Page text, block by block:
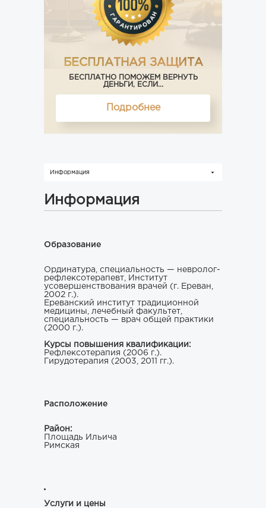
БЕСПЛАТНАЯ ЗАЩИТА
БЕСПЛАТНО ПОМОЖЕМ ВЕРНУТЬ
ДЕНЬГИ, ЕСЛИ...
Подробнее
Информация
Информация
Образование
Ординатура, специальность — невролог-
рефлексотерапевт, Институт
усовершенствования врачей (г. Ереван,
2002 г.).
Ереванский институт традиционной
медицины, лечебный факультет,
специальность — врач общей практики
(2000 г.).
Курсы повышения квалификации:
Рефлексотерапия (2006 г.).
Гирудотерапия (2003, 2011 гг.).
Расположение
Район:
Площадь Ильича
Римская
Услуги и цены